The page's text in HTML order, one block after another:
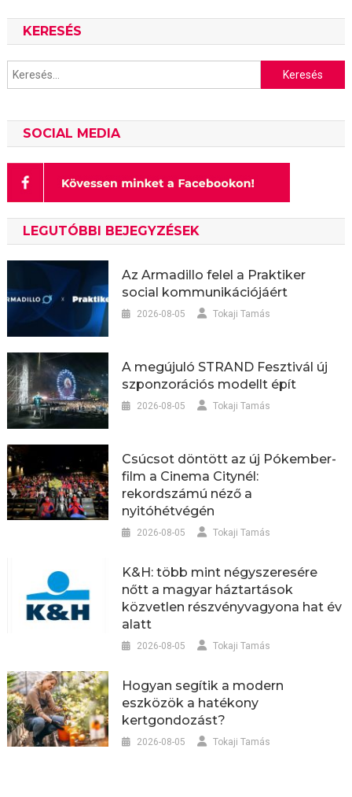
KERESÉS
Keresés:
SOCIAL MEDIA
LEGUTÓBBI BEJEGYZÉSEK
Az Armadillo felel a Praktiker
social kommunikációjáért
2026-08-05 Tokaji Tamás
A megújuló STRAND Fesztivál új
szponzorációs modellt épít
2026-08-05 Tokaji Tamás
Csúcsot döntött az új Pókember-
film a Cinema Citynél:
rekordszámú néző a
nyitóhétvégén
2026-08-05 Tokaji Tamás
K&H: több mint négyszeresére
nőtt a magyar háztartások
közvetlen részvényvagyona hat év
alatt
2026-08-05 Tokaji Tamás
Hogyan segítik a modern
eszközök a hatékony
kertgondozást?
2026-08-05 Tokaji Tamás